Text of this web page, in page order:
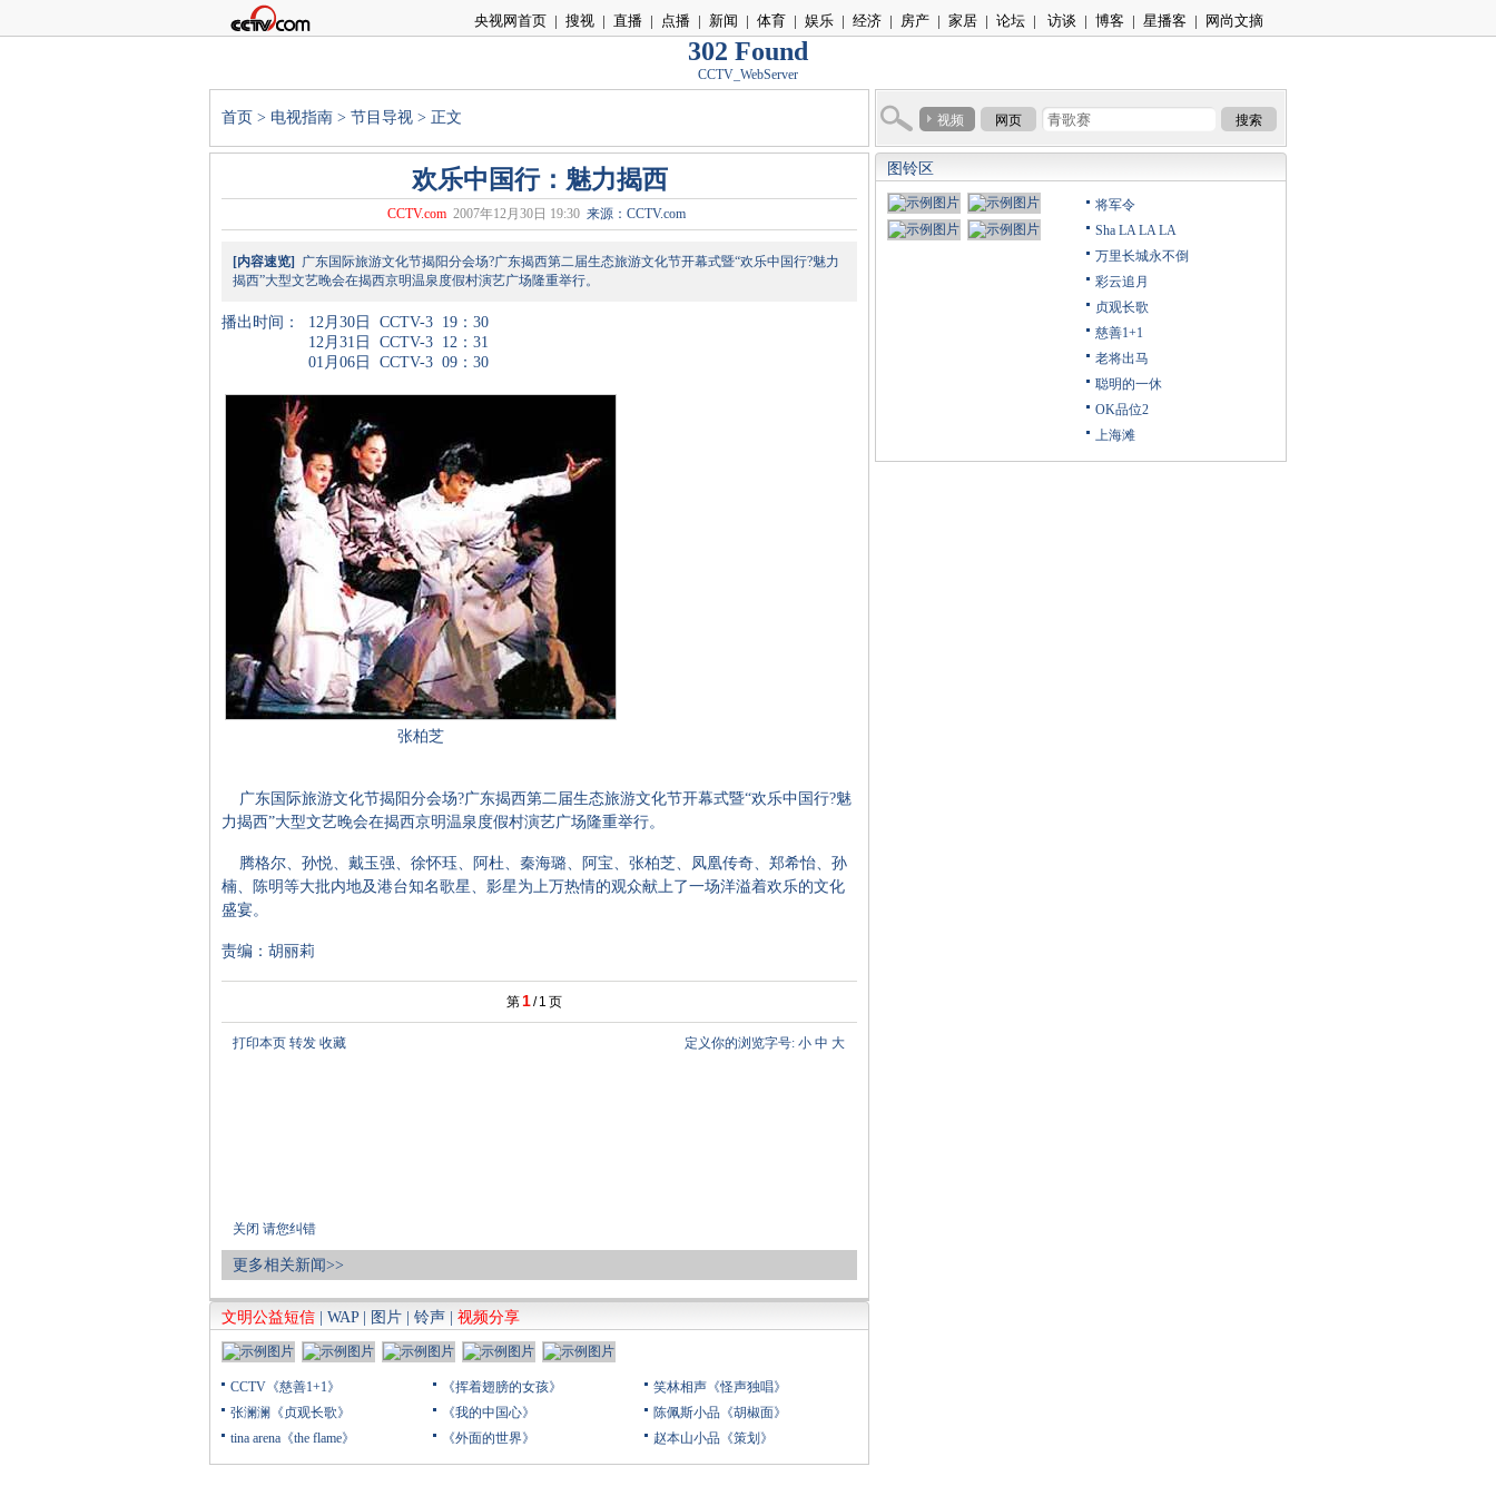
央视网首页 | 搜视 | 直播 | 点播 | 新闻 | 体育 | 娱乐 | 经济 | 房产 | 家居 | 论坛 | 访谈 | 博客 | 星播客 | 网尚文摘
302 Found
CCTV_WebServer
首页 > 电视指南 > 节目导视 > 正文 视频 网页 搜索
欢乐中国行：魅力揭西
CCTV.com 2007年12月30日 19:30来源：CCTV.com
[内容速览]
广东国际旅游文化节揭阳分会场?广东揭西第二届生态旅游文化节开幕式暨“欢乐中国行?魅力
揭西”大型文艺晚会在揭西京明温泉度假村演艺广场隆重举行。
播出时间： 12月30日 CCTV-3 19：30
12月31日 CCTV-3 12：31
01月06日 CCTV-3 09：30
张柏芝
广东国际旅游文化节揭阳分会场?广东揭西第二届生态旅游文化节开幕式暨“欢乐中国行?魅
力揭西”大型文艺晚会在揭西京明温泉度假村演艺广场隆重举行。
腾格尔、孙悦、戴玉强、徐怀珏、阿杜、秦海璐、阿宝、张柏芝、凤凰传奇、郑希怡、孙
楠、陈明等大批内地及港台知名歌星、影星为上万热情的观众献上了一场洋溢着欢乐的文化
盛宴。
责编：胡丽莉
第 1/ 1 页
打印本页 转发 收藏
关闭 请您纠错
定义你的浏览字号: 小 中 大
更多相关新闻>>
文明公益短信 WAP| 图片 铃声 视频分享
CCTV《慈善1+1》
张澜澜《贞观长歌》
tina arena《the flame》
《挥着翅膀的女孩》
《我的中国心》
《外面的世界》
笑林相声《怪声独唱》
陈佩斯小品《胡椒面》
赵本山小品《策划》
图铃区
将军令
Sha LA LA LA
万里长城永不倒
彩云追月
贞观长歌
慈善1+1
老将出马
聪明的一休
OK品位2
上海滩